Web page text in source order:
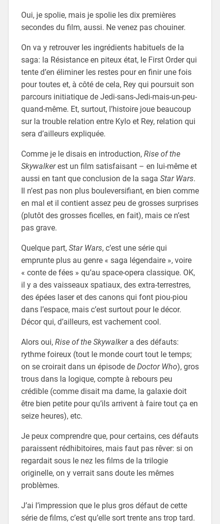
Oui, je spolie, mais je spolie les dix premières
secondes du film, aussi. Ne venez pas chouiner.
On va y retrouver les ingrédients habituels de la
saga: la Résistance en piteux état, le First Order qui
tente d’en éliminer les restes pour en finir une fois
pour toutes et, à côté de cela, Rey qui poursuit son
parcours initiatique de Jedi-sans-Jedi-mais-un-peu-
quand-même. Et, surtout, l’histoire joue beaucoup
sur la trouble relation entre Kylo et Rey, relation qui
sera d’ailleurs expliquée.
Comme je le disais en introduction, Rise of the
Skywalkerest un film satisfaisant – en lui-même et
aussi en tant que conclusion de la saga Star Wars.
Il n’est pas non plus bouleversifiant, en bien comme
en mal et il contient assez peu de grosses surprises
(plutôt des grosses ficelles, en fait), mais ce n’est
pas grave.
Quelque part, Star Wars, c’est une série qui
emprunte plus au genre « saga légendaire », voire
« conte de fées » qu’au space-opera classique. OK,
il y a des vaisseaux spatiaux, des extra-terrestres,
des épées laser et des canons qui font piou-piou
dans l’espace, mais c’est surtout pour le décor.
Décor qui, d’ailleurs, est vachement cool.
Alors oui, Rise of the Skywalkera des défauts:
rythme foireux (tout le monde court tout le temps;
on se croirait dans un épisode de Doctor Who), gros
trous dans la logique, compte à rebours peu
crédible (comme disait ma dame, la galaxie doit
être bien petite pour qu’ils arrivent à faire tout ça en
seize heures), etc.
Je peux comprendre que, pour certains, ces défauts
paraissent rédhibitoires, mais faut pas rêver: si on
regardait sous le nez les films de la trilogie
originelle, on y verrait sans doute les mêmes
problèmes.
J’ai l’impression que le plus gros défaut de cette
série de films, c’est qu’elle sort trente ans trop tard.